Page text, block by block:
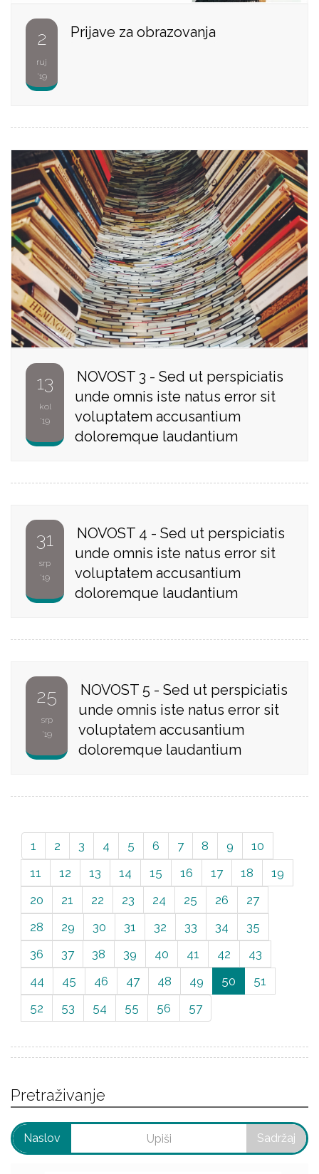
2
ruj
'19
Prijave za obrazovanja
13
kol
'19
NOVOST 3 - Sed ut perspiciatis
unde omnis iste natus error sit
voluptatem accusantium
doloremque laudantium
31
srp
'19
NOVOST 4 - Sed ut perspiciatis
unde omnis iste natus error sit
voluptatem accusantium
doloremque laudantium
25
srp
'19
NOVOST 5 - Sed ut perspiciatis
unde omnis iste natus error sit
voluptatem accusantium
doloremque laudantium
1 2 3 4 5 6 7 8 9
10
11
12 13 14 15 16 17 18
19
20
21 22 23 24 25 26
27
28
29 30 31 32 33 34
35
36
37 38 39 40 41 42
43
44
45 46 47 48 49 50
51
52
53 54 55 56 57
Pretraživanje
Naslov Sadržaj